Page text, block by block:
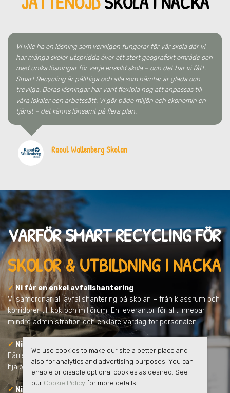
Vi ville ha en lösning som verkligen fungerar för vår skola där vi
har många skolor utspridda över ett stort geografiskt område och
med unika lösningar för varje enskild skola – och det har vi fått.
Smart Recycling är pålitliga och alla som hämtar är glada och
trevliga. Deras lösningar har varit flexibla nog att anpassas till
våra lokaler och arbetssätt. Vi gör både miljön och ekonomin en
tjänst – det känns lönsamt på flera plan.
Raoul Wallenberg Skolan
VARFÖR SMART RECYCLING FÖR
SKOLOR & UTBILDNING I NACKA
✓ Ni får en enkel avfallshantering
Vi samordnar all avfallshantering på skolan – från klassrum och
korridorer till kök och miljörum. En leverantör för allt innebär
mindre administration och enklare vardag för personalen.
✓ Ni minskar skolans klimatpåverkan
Färre transporter, tydligare sortering och ökad återvinning
hjälper skolan att minska koldioxidutsläppen.
✓ Ni får full kontroll och tydlig rapportering
We use cookies to make our site a better place and
also for analytics and advertising purposes. You can
enable or disable optional cookies as desired. See
our Cookie Policyfor more details.